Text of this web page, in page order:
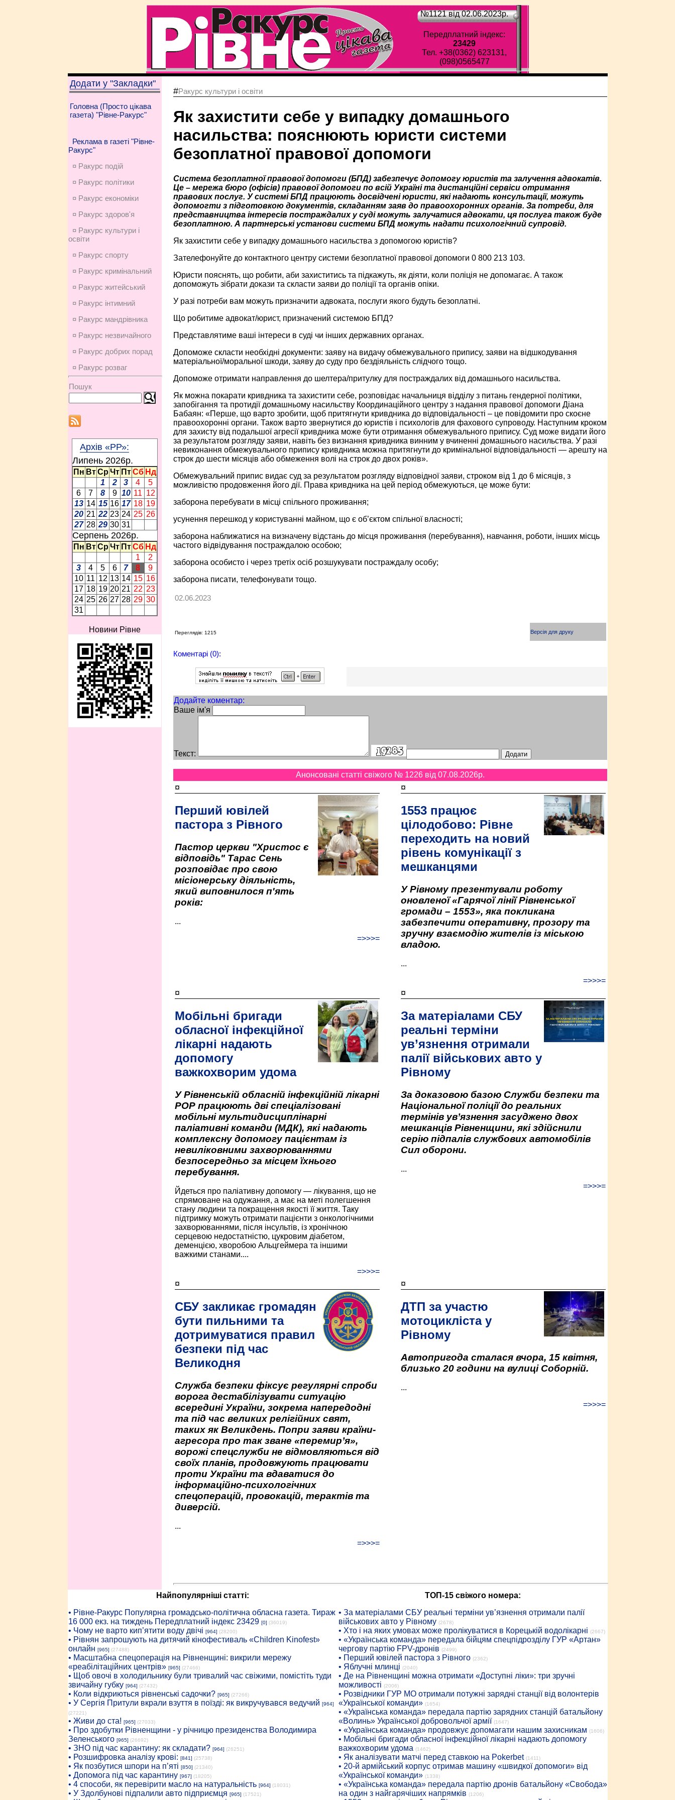
№1121 від 02.06.2023p.
Передплатний індекс:
23429
Тел. +38(0362) 623131,
(098)0565477
Додати у "Закладки"
Головна (Просто цікава
газета) "Рівне-Ракурс"
Реклама в газеті "Рівне-
Ракурс"
¤ Ракурс подій
¤ Ракурс політики
¤ Ракурс економiки
¤ Ракурс здоров'я
¤ Ракурс культури і
освіти
¤ Ракурс спорту
¤ Ракурс кримінальний
¤ Ракурс житейський
¤ Ракурс інтимний
¤ Ракурс мандрівника
¤ Ракурс незвичайного
¤ Ракурс добрих порад
¤ Ракурс розваг
Пошук
Архів «РР»:
Липень 2026p.
Пн Вт Ср Чт Пт Сб Нд
1
2 3 4
5
6
7 8 9 10 11 12
13 14 15 16 17 18 19
20 21 22 23 24 25 26
27 28 29 30 31
Серпень 2026p.
Пн Вт Ср Чт Пт Сб Нд
1
2
3
4 5 6 7 8
9
10 11 12 13 14 15 16
17 18 19 20 21 22 23
24 25 26 27 28 29 30
31
Новини Рівне
#Ракурс культури і освіти
Як захистити себе у випадку домашнього
насильства: пояснюють юристи системи
безоплатної правової допомоги
Система безоплатної правової допомоги (БПД) забезпечує допомогу юристів та залучення адвокатів.
Це – мережа бюро (офісів) правової допомоги по всій Україні та дистанційні сервіси отримання
правових послуг. У системі БПД працюють досвідчені юристи, які надають консультації, можуть
допомогти з підготовкою документів, складанням заяв до правоохоронних органів. За потреби, для
представництва інтересів постраждалих у суді можуть залучатися адвокати, ця послуга також буде
безоплатною. А партнерські установи системи БПД можуть надати психологічний супровід.
Як захистити себе у випадку домашнього насильства з допомогою юристів?
Зателефонуйте до контактного центру системи безоплатної правової допомоги 0 800 213 103.
Юристи пояснять, що робити, аби захиститись та підкажуть, як діяти, коли поліція не допомагає. А також
допоможуть зібрати докази та скласти заяви до поліції та органів опіки.
У разі потреби вам можуть призначити адвоката, послуги якого будуть безоплатні.
Що робитиме адвокат/юрист, призначений системою БПД?
Представлятиме ваші інтереси в суді чи інших державних органах.
Допоможе скласти необхідні документи: заяву на видачу обмежувального припису, заяви на відшкодування
матеріальної/моральної шкоди, заяву до суду про бездіяльність слідчого тощо.
Допоможе отримати направлення до шелтера/притулку для постраждалих від домашнього насильства.
Як можна покарати кривдника та захистити себе, розповідає начальниця відділу з питань гендерної політики,
запобігання та протидії домашньому насильству Координаційного центру з надання правової допомоги Діана
Бабаян: «Перше, що варто зробити, щоб притягнути кривдника до відповідальності – це повідомити про скоєне
правоохоронні органи. Також варто звернутися до юристів і психологів для фахового супроводу. Наступним кроком
для захисту від подальшої агресії кривдника може бути отримання обмежувального припису. Суд може видати його
за результатом розгляду заяви, навіть без визнання кривдника винним у вчиненні домашнього насильства. У разі
невиконання обмежувального припису кривдника можна притягнути до кримінальної відповідальності — арешту на
строк до шести місяців або обмеження волі на строк до двох років».
Обмежувальний припис видає суд за результатом розгляду відповідної заяви, строком від 1 до 6 місяців, з
можливістю продовження його дії. Права кривдника на цей період обмежуються, це може бути:
заборона перебувати в місці спільного проживання;
усунення перешкод у користуванні майном, що є об’єктом спільної власності;
заборона наближатися на визначену відстань до місця проживання (перебування), навчання, роботи, інших місць
частого відвідування постраждалою особою;
заборона особисто і через третіх осіб розшукувати постраждалу особу;
заборона писати, телефонувати тощо.
02.06.2023
Переглядів: 1215 Версія для друку
Коментарі (0):
Додайте коментар:
Ваше ім'я
Текст:
Анонсовані статті свіжого № 1226 від 07.08.2026p.
¤
Перший ювілей
пастора з Рівного
Пастор церкви "Христос є
відповідь" Тарас Сень
розповідає про свою
місіонерську діяльність,
який виповнилося п'ять
років:
...
=>>>=
¤
1553 працює
цілодобово: Рівне
переходить на новий
рівень комунікації з
мешканцями
У Рівному презентували роботу
оновленої «Гарячої лінії Рівненської
громади – 1553», яка покликана
забезпечити оперативну, прозору та
зручну взаємодію жителів із міською
владою.
...
=>>>=
¤
Мобільні бригади
обласної інфекційної
лікарні надають
допомогу
важкохворим удома
У Рівненській обласній інфекційній лікарні
РОР працюють дві спеціалізовані
мобільні мультидисциплінарні
паліативні команди (МДК), які надають
комплексну допомогу пацієнтам із
невиліковними захворюваннями
безпосередньо за місцем їхнього
перебування.
Йдеться про паліативну допомогу — лікування, що не
спрямоване на одужання, а має на меті полегшення
стану людини та покращення якості її життя. Таку
підтримку можуть отримати пацієнти з онкологічними
захворюваннями, після інсультів, із хронічною
серцевою недостатністю, цукровим діабетом,
деменцією, хворобою Альцгеймера та іншими
важкими станами....
=>>>=
¤
За матеріалами СБУ
реальні терміни
ув’язнення отримали
палії військових авто у
Рівному
За доказовою базою Служби безпеки та
Національної поліції до реальних
термінів ув’язнення засуджено двох
мешканців Рівненщини, які здійснили
серію підпалів службових автомобілів
Сил оборони.
...
=>>>=
¤
СБУ закликає громадян
бути пильними та
дотримуватися правил
безпеки під час
Великодня
Служба безпеки фіксує регулярні спроби
ворога дестабілізувати ситуацію
всередині України, зокрема напередодні
та під час великих релігійних свят,
таких як Великдень. Попри заяви країни-
агресора про так зване «перемир’я»,
ворожі спецслужби не відмовляються від
своїх планів, продовжують працювати
проти України та вдаватися до
інформаційно-психологічних
спецоперацій, провокацій, терактів та
диверсій.
...
=>>>=
¤
ДТП за участю
мотоцикліста у
Рівному
Автопригода сталася вчора, 15 квітня,
близько 20 години на вулиці Соборній.
...
=>>>=
Найпопулярніші статті:
• Рiвне-Ракурс Популярна громадсько-політична обласна газета. Тираж
16 000 екз. на тиждень Передплатний індекс 23429 [0] (36019)
• Чому не варто кип’ятити воду двічі [964] (28200)
• Рівнян запрошують на дитячий кінофестиваль «Children Kinofest»
онлайн [965] (27488)
• Масштабна спецоперація на Рівненщині: викрили мережу
«реабілітаційних центрів» [965] (27466)
• Щоб овочі в холодильнику були тривалий час свіжими, помістіть туди
звичайну губку [964] (27432)
• Коли відкриються рівненські садочки? [965] (27266)
• У Сергія Притули вкрали взуття в поїзді: як викручувався ведучий [964]
(27221)
• Живи до ста! [965] (27033)
• Про здобутки Рівненщини - у річницю президенства Володимира
Зеленського [965] (26692)
• ЗНО під час карантину: як складати? [964] (26251)
• Розшифровка аналізу крові: [841] (25738)
• Як позбутися шпори на п’яті [850] (21340)
• Допомога під час карантину [967] (18205)
• 4 способи, як перевірити масло на натуральність [964] (18031)
• У Здолбунові підпалили авто підприємця [965] (17521)
ТОП-15 свіжого номера:
• За матеріалами СБУ реальні терміни ув’язнення отримали палії
військових авто у Рівному (2678)
• Хто і на яких умовах може пролікуватися в Корецькій водолікарні (2667)
• «Українська команда» передала бійцям спецпідрозділу ГУР «Артан»
чергову партію FPV-дронів (2499)
• Перший ювілей пастора з Рівного (2362)
• Яблучні млинці (2040)
• Де на Рівненщині можна отримати «Доступні ліки»: три зручні
можливості (2006)
• Розвідники ГУР МО отримали потужні зарядні станції від волонтерів
«Української команди» (1654)
• «Українська команда» передала партію зарядних станцій батальйону
«Волинь» Української добровольчої армії (1647)
• «Українська команда» продовжує допомагати нашим захисникам (1606)
• Мобільні бригади обласної інфекційної лікарні надають допомогу
важкохворим удома (1462)
• Як аналізувати матчі перед ставкою на Pokerbet (1411)
• 20-й армійський корпус отримав машину «швидкої допомоги» від
«Української команди» (1338)
• «Українська команда» передала партію дронів батальйону «Свобода»
на один з найгарячіших напрямків (1206)